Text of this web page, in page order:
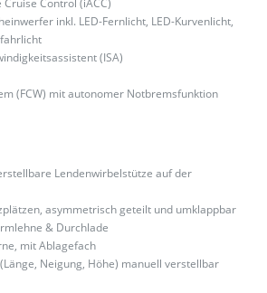
inkl. LED-Fernlicht, LED-Kurvenlicht,
(ISA)
(FCW) mit autonomer Notbremsfunktion
Lendenwirbelstütze auf der
asymmetrisch geteilt und umklappbar
& Durchlade
mit Ablagefach
Neigung, Höhe) manuell verstellbar